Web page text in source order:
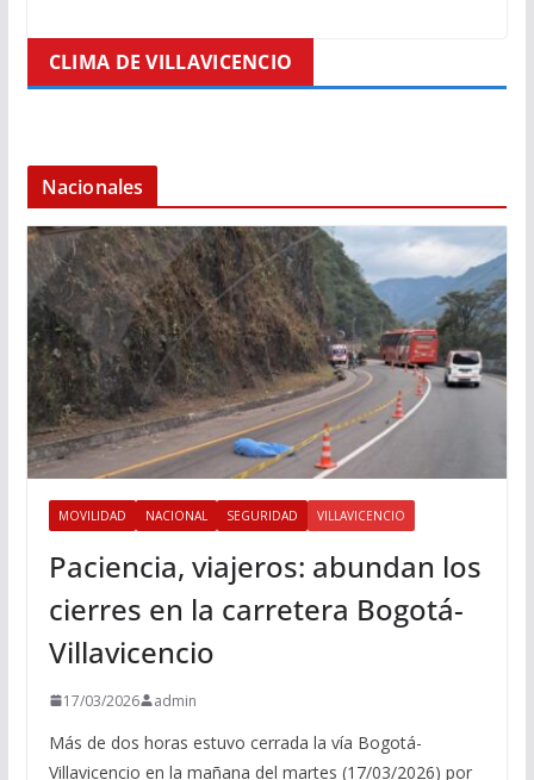
CLIMA DE VILLAVICENCIO
Nacionales
MOVILIDAD NACIONAL SEGURIDAD VILLAVICENCIO
Paciencia, viajeros: abundan los
cierres en la carretera Bogotá-
Villavicencio
17/03/2026 admin
Más de dos horas estuvo cerrada la vía Bogotá-
Villavicencio en la mañana del martes (17/03/2026) por